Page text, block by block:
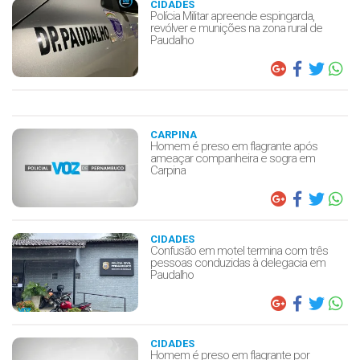
CIDADES
Polícia Militar apreende espingarda,
revólver e munições na zona rural de
Paudalho
CARPINA
Homem é preso em flagrante após
ameaçar companheira e sogra em
Carpina
CIDADES
Confusão em motel termina com três
pessoas conduzidas à delegacia em
Paudalho
CIDADES
Homem é preso em flagrante por